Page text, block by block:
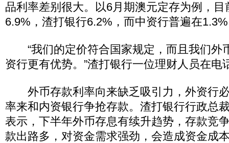
品利率差别很大。以6月期澳元定存为例，
6.9%，渣打银行6.2%，而中资行普遍在
“我们的定价符合国家规定，而且我们外
资行更有优势。”渣打银行一位理财人员在电
外币存款利率向来缺乏吸引力，外资行
率来和内资银行争抢存款。渣打银行行政总
表示，下半年外币存息有续升趋势，存款竞
款出路多，对资金需求强劲，会造成资金成